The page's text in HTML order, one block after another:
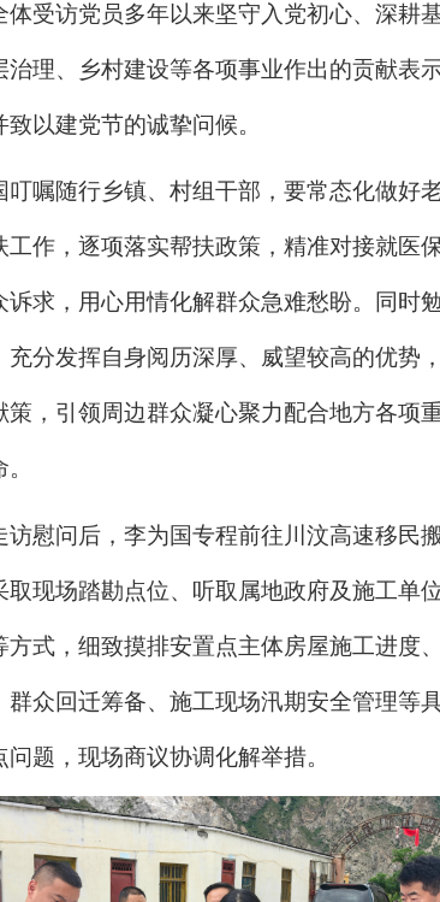
体受访党员多年以来坚守入党初心、深耕
治理、乡村建设等各项事业作出的贡献表
以建党节的诚挚问候。
叮嘱随行乡镇、村组干部，要常态化做好
工作，逐项落实帮扶政策，精准对接就医
诉求，用心用情化解群众急难愁盼。同时
充分发挥自身阅历深厚、威望较高的优势
策，引领周边群众凝心聚力配合地方各项
访慰问后，李为国专程前往川汶高速移民
取现场踏勘点位、听取属地政府及施工单
方式，细致摸排安置点主体房屋施工进度
群众回迁筹备、施工现场汛期安全管理等
问题，现场商议协调化解举措。